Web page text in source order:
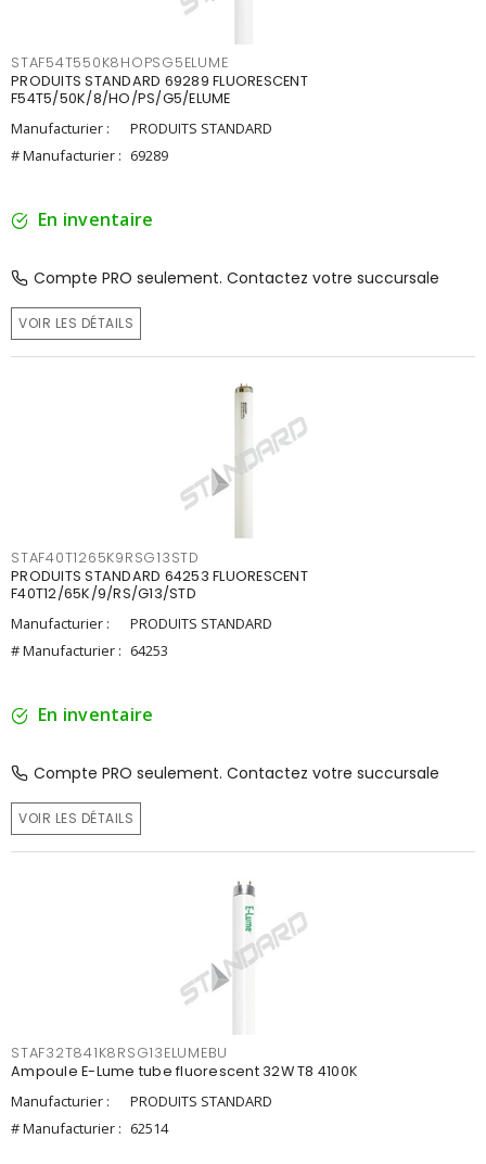
STAF54T550K8HOPSG5ELUME
PRODUITS STANDARD 69289 FLUORESCENT
F54T5/50K/8/HO/PS/G5/ELUME
Manufacturier :
PRODUITS STANDARD
# Manufacturier : 69289
En inventaire
Compte PRO seulement. Contactez votre succursale
VOIR LES DÉTAILS
STAF40T1265K9RSG13STD
PRODUITS STANDARD 64253 FLUORESCENT
F40T12/65K/9/RS/G13/STD
Manufacturier :
PRODUITS STANDARD
# Manufacturier : 64253
En inventaire
Compte PRO seulement. Contactez votre succursale
VOIR LES DÉTAILS
STAF32T841K8RSG13ELUMEBU
Ampoule E-Lume tube fluorescent 32W T8 4100K
Manufacturier :
PRODUITS STANDARD
# Manufacturier : 62514